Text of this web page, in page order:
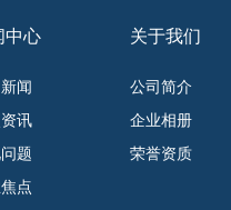
中心
闻
讯
题
点
关于我们
公司简介
企业相册
荣誉资质